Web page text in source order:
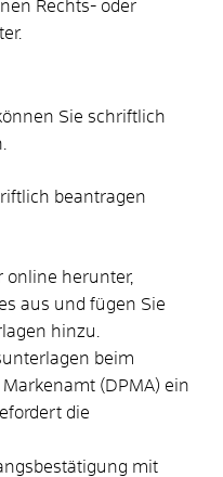
Rechts- oder
Sie schriftlich
beantragen
online herunter,
aus und fügen Sie
hinzu.
beim
(DPMA) ein
die
mit